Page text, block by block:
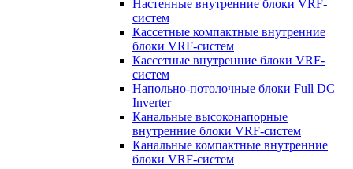
Настенные внутренние блоки VRF-
систем
Кассетные компактные внутренние
блоки VRF-систем
Кассетные внутренние блоки VRF-
систем
Напольно-потолочные блоки Full DC
Inverter
Канальные высоконапорные
внутренние блоки VRF-систем
Канальные компактные внутренние
блоки VRF-систем